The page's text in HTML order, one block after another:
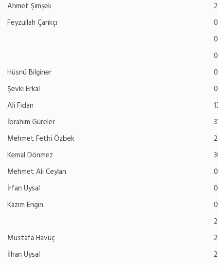
Ahmet Şimşek
Feyzullah Çarıkçı
Hüsnü Bilginer
Şevki Erkal
Ali Fidan
İbrahim Güreler
Mehmet Fethi Özbek
Kemal Dönmez
Mehmet Ali Ceylan
İrfan Uysal
Kazım Engin
Mustafa Havuç
İlhan Uysal